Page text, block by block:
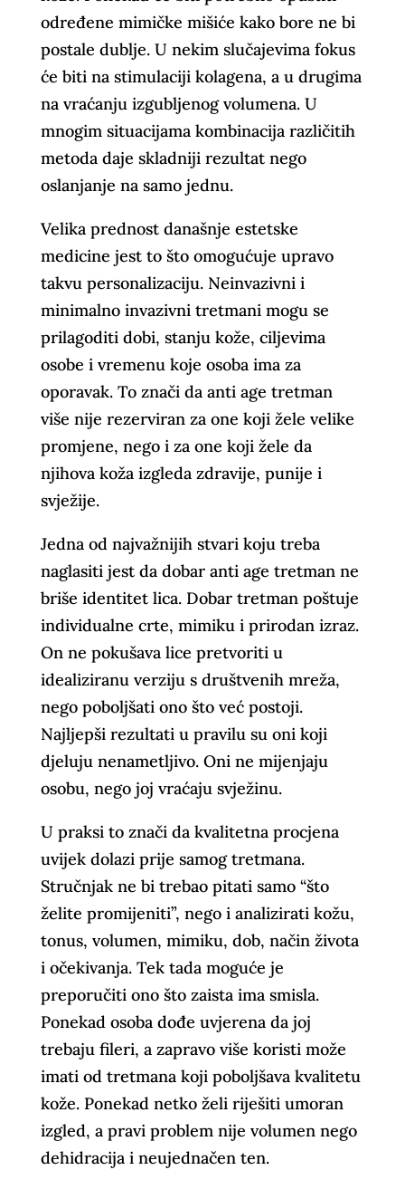
određene mimičke mišiće kako bore ne bi
postale dublje. U nekim slučajevima fokus
će biti na stimulaciji kolagena, a u drugima
na vraćanju izgubljenog volumena. U
mnogim situacijama kombinacija različitih
metoda daje skladniji rezultat nego
oslanjanje na samo jednu.
Velika prednost današnje estetske
medicine jest to što omogućuje upravo
takvu personalizaciju. Neinvazivni i
minimalno invazivni tretmani mogu se
prilagoditi dobi, stanju kože, ciljevima
osobe i vremenu koje osoba ima za
oporavak. To znači da anti age tretman
više nije rezerviran za one koji žele velike
promjene, nego i za one koji žele da
njihova koža izgleda zdravije, punije i
svježije.
Jedna od najvažnijih stvari koju treba
naglasiti jest da dobar anti age tretman ne
briše identitet lica. Dobar tretman poštuje
individualne crte, mimiku i prirodan izraz.
On ne pokušava lice pretvoriti u
idealiziranu verziju s društvenih mreža,
nego poboljšati ono što već postoji.
Najljepši rezultati u pravilu su oni koji
djeluju nenametljivo. Oni ne mijenjaju
osobu, nego joj vraćaju svježinu.
U praksi to znači da kvalitetna procjena
uvijek dolazi prije samog tretmana.
Stručnjak ne bi trebao pitati samo “što
želite promijeniti”, nego i analizirati kožu,
tonus, volumen, mimiku, dob, način života
i očekivanja. Tek tada moguće je
preporučiti ono što zaista ima smisla.
Ponekad osoba dođe uvjerena da joj
trebaju fileri, a zapravo više koristi može
imati od tretmana koji poboljšava kvalitetu
kože. Ponekad netko želi riješiti umoran
izgled, a pravi problem nije volumen nego
dehidracija i neujednačen ten.